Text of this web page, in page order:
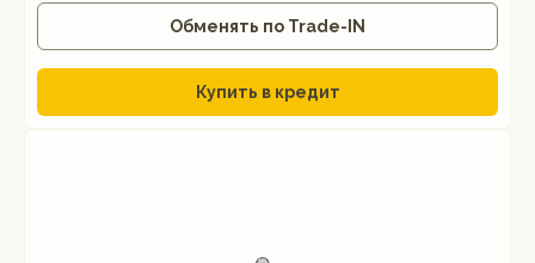
Обменять по Trade-IN
Купить в кредит